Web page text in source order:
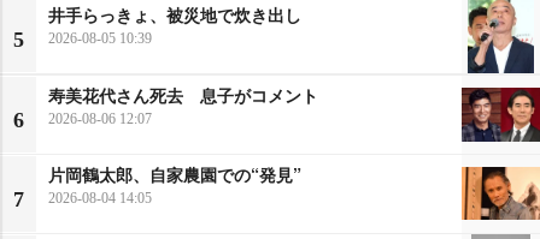
5
井手らっきょ、被災地で炊き出し
2026-08-05 10:39
6
寿美花代さん死去 息子がコメント
2026-08-06 12:07
7
片岡鶴太郎、自家農園での“発見”
2026-08-04 14:05